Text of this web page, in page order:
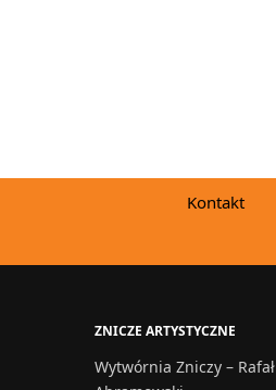
Kontakt
ZNICZE ARTYSTYCZNE
Wytwórnia Zniczy – Rafał